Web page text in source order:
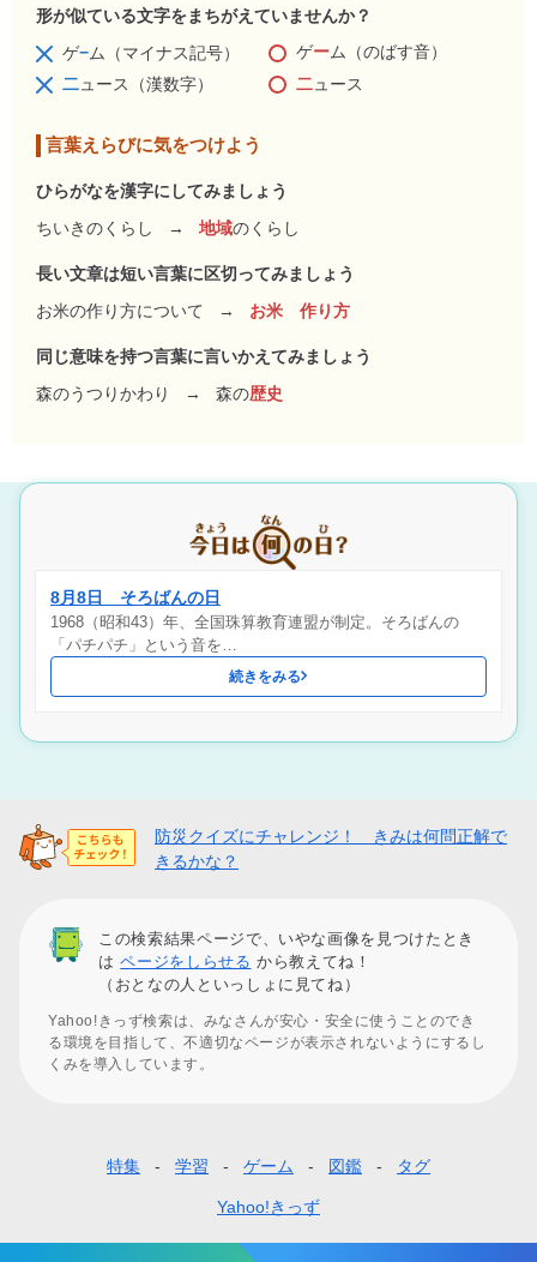
形が似ている文字をまちがえていませんか？
ゲ−ム（マイナス記号） ゲーム（のばす音）
二ュース（漢数字） 二ュース
言葉えらびに気をつけよう
ひらがなを漢字にしてみましょう
ちいきのくらし
→ 地域のくらし
長い文章は短い言葉に区切ってみましょう
お米の作り方について
→ お米 作り方
同じ意味を持つ言葉に言いかえてみましょう
森のうつりかわり
→ 森の歴史
8月8日 そろばんの日
1968（昭和43）年、全国珠算教育連盟が制定。そろばんの
「パチパチ」という音を…
続きをみる
防災クイズにチャレンジ！ きみは何問正解で
きるかな？
この検索結果ページで、いやな画像を見つけたとき
はページをしらせる から教えてね！
（おとなの人といっしょに見てね）
Yahoo!きっず検索は、みなさんが安心・安全に使うことのでき
る環境を目指して、不適切なページが表示されないようにするし
くみを導入しています。
タ
特集 学習 ゲーム 図鑑 タグ
Yahoo!きっず